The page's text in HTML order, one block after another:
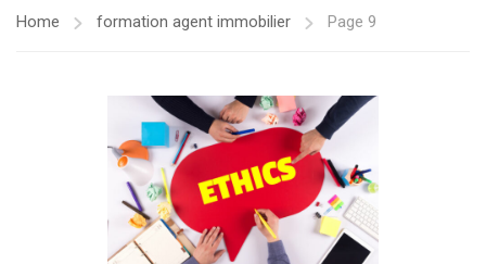
Home formation agent immobilier Page 9